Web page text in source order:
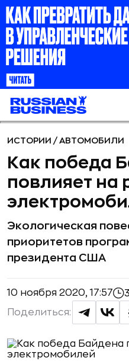
ИСТОРИИ / АВТОМОБИЛИ
Как победа
повлияет на
Экологическая
приоритетов
президента США
10 ноября 2020, 17:57
Поделиться: